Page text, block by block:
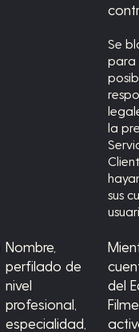
Se
para
la
sus
Nombre,
perfilado de
nivel
profesional,
especialidad,
del